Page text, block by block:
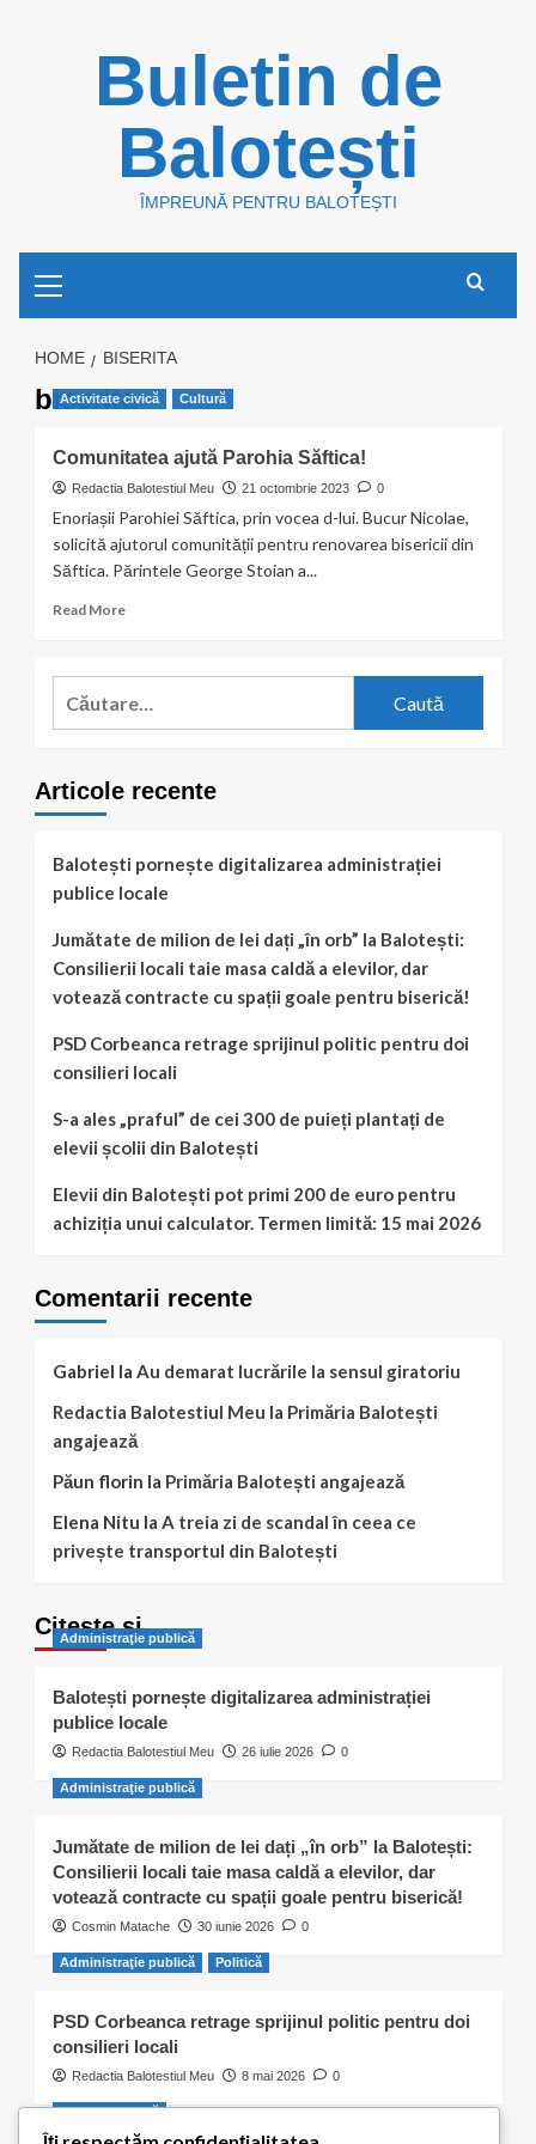
Buletin de
Balotești
ÎMPREUNĂ PENTRU BALOTEȘTI
Menu
HOME BISERITA
biserita
Activitate civică Cultură
Comunitatea ajută Parohia Săftica!
Redactia Balotestiul Meu 21 octombrie 2023 0
Enoriașii Parohiei Săftica, prin vocea d-lui. Bucur Nicolae,
solicită ajutorul comunității pentru renovarea bisericii din
Săftica. Părintele George Stoian a...
Read MoreRead
Comunitatea
ajută
Caută
Articole recente
Balotești pornește digitalizarea administrației
publice locale
Jumătate de milion de lei dați „în orb” la Balotești:
Consilierii locali taie masa caldă a elevilor, dar
votează contracte cu spații goale pentru biserică!
PSD Corbeanca retrage sprijinul politic pentru doi
consilieri locali
S-a ales „praful” de cei 300 de puieți plantați de
elevii școlii din Balotești
Elevii din Balotești pot primi 200 de euro pentru
achiziția unui calculator. Termen limită: 15 mai 2026
Comentarii recente
Gabriel la Au demarat lucrările la sensul giratoriu
Redactia Balotestiul Meu la Primăria Balotești
angajează
Păun florin la Primăria Balotești angajează
Elena Nitu la A treia zi de scandal în ceea ce
privește transportul din Balotești
Citește și…
Administraţie publică
Balotești pornește digitalizarea administrației
publice locale
Redactia Balotestiul Meu 26 iulie 2026 0
Administraţie publică
Jumătate de milion de lei dați „în orb” la Balotești:
Consilierii locali taie masa caldă a elevilor, dar
votează contracte cu spații goale pentru biserică!
Cosmin Matache 30 iunie 2026 0
Administraţie publică Politică
PSD Corbeanca retrage sprijinul politic pentru doi
consilieri locali
Redactia Balotestiul Meu 8 mai 2026 0
Activitate civică